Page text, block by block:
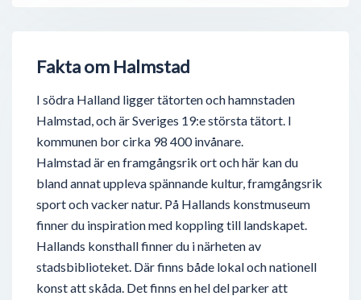
Fakta om Halmstad
I södra Halland ligger tätorten och hamnstaden
Halmstad, och är Sveriges 19:e största tätort. I
kommunen bor cirka 98 400 invånare.
Halmstad är en framgångsrik ort och här kan du
bland annat uppleva spännande kultur, framgångsrik
sport och vacker natur. På Hallands konstmuseum
finner du inspiration med koppling till landskapet.
Hallands konsthall finner du i närheten av
stadsbiblioteket. Där finns både lokal och nationell
konst att skåda. Det finns en hel del parker att